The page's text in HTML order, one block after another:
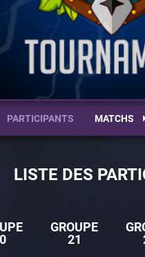
PARTICIPANTS MATCHS
LISTE DES
GROUPE
21